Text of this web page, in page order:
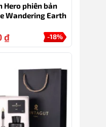
Hero phiên bản
Wandering Earth
-18%
₫